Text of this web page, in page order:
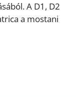
A D1, D2
a mostani